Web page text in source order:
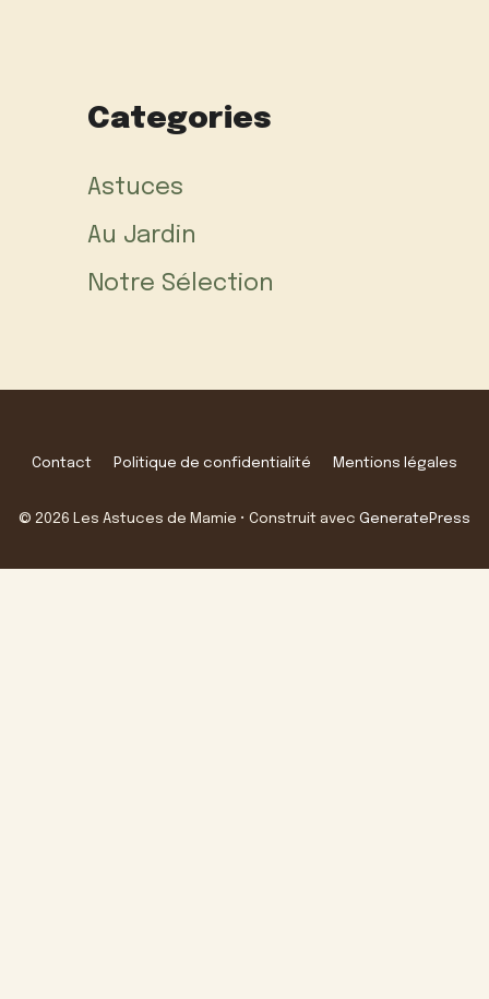
Categories
Astuces
Au Jardin
Notre Sélection
Contact Politique de confidentialité Mentions légales
© 2026 Les Astuces de Mamie • Construit avec GeneratePress